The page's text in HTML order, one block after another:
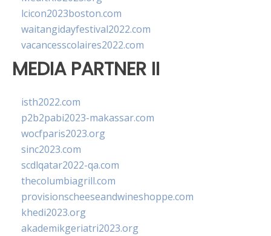
lcicon2023boston.com
waitangidayfestival2022.com
vacancesscolaires2022.com
MEDIA PARTNER II
isth2022.com
p2b2pabi2023-makassar.com
wocfparis2023.org
sinc2023.com
scdlqatar2022-qa.com
thecolumbiagrill.com
provisionscheeseandwineshoppe.com
khedi2023.org
akademikgeriatri2023.org